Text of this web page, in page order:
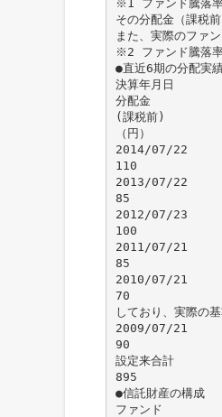
※1 ファンド騰落率
その分配金（課税
また、実際のファ
※2 ファンド騰落率
●直近6期の分配実
決算年月日
分配金
(課税前)
（円）
2014/07/22
110
2013/07/22
85
2012/07/23
100
2011/07/21
85
2010/07/21
70
しており、実際の
2009/07/21
90
設定来合計
895
●信託財産の構成
ファンド